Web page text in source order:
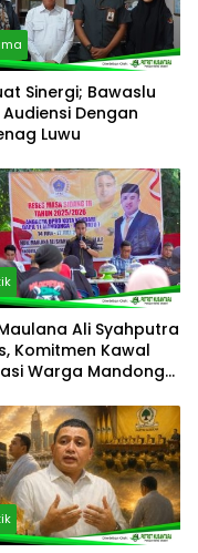
Sinergi; Bawaslu
Audiensi Dengan
Luwu
Ali Syahputra
Komitmen Kawal
Warga Mandonga